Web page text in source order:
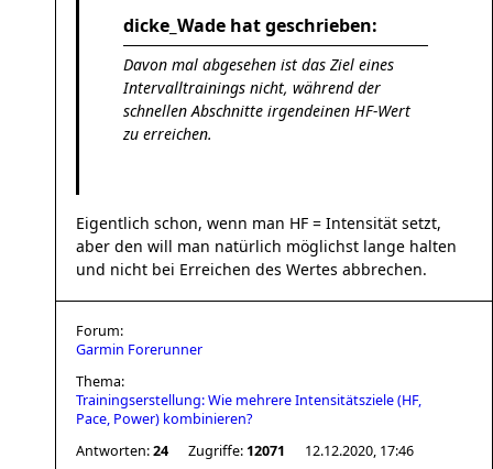
dicke_Wade hat geschrieben:
Davon mal abgesehen ist das Ziel eines
Intervalltrainings nicht, während der
schnellen Abschnitte irgendeinen HF-Wert
zu erreichen.
Eigentlich schon, wenn man HF = Intensität setzt,
aber den will man natürlich möglichst lange halten
und nicht bei Erreichen des Wertes abbrechen.
Forum:
Garmin Forerunner
Thema:
Trainingserstellung: Wie mehrere Intensitätsziele (HF,
Pace, Power) kombinieren?
Antworten:24 Zugriffe: 12071 12.12.2020, 17:46